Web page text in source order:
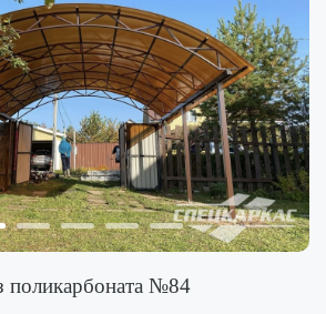
поликарбоната №84